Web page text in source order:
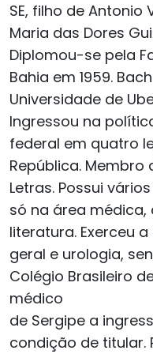
SE, filho de Antonio
Maria das Dores
Diplomou-se pela
Bahia em 1959.
Universidade de
Ingressou na
federal em quatro
República.
Letras. Possui
só na área
literatura. Exerceu
geral e urologia,
Colégio Brasileiro
médico
de Sergipe a
condição de titular.